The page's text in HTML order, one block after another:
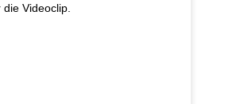
Videoclip.